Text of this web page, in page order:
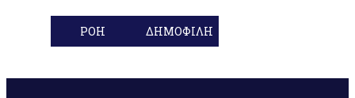
ΡΟΗ ΔΗΜΟΦΙΛΗ